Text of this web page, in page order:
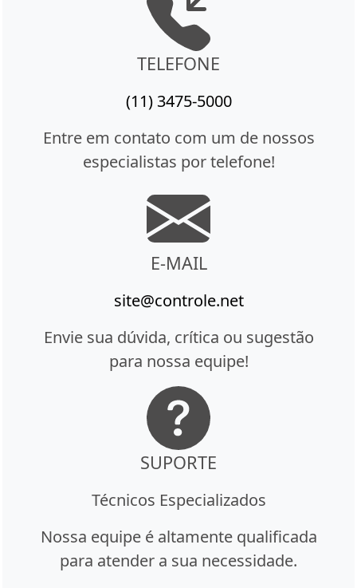
TELEFONE
(11) 3475-5000
Entre em contato com um de nossos
especialistas por telefone!
E-MAIL
site@controle.net
Envie sua dúvida, crítica ou sugestão
para nossa equipe!
SUPORTE
Técnicos Especializados
Nossa equipe é altamente qualificada
para atender a sua necessidade.